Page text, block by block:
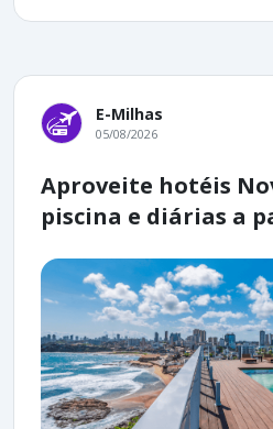
E-Milhas
05/08/2026
Aproveite hotéis
piscina e diárias a